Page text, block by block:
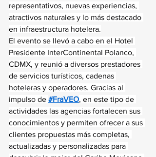
representativos, nuevas experiencias,
atractivos naturales y lo más destacado
en infraestructura hotelera.
El evento se llevó a cabo en el Hotel
Presidente InterContinental Polanco,
CDMX, y reunió a diversos prestadores
de servicios turísticos, cadenas
hoteleras y operadores. Gracias al
impulso de #FraVEO, en este tipo de
actividades las agencias fortalecen sus
conocimientos y permiten ofrecer a sus
clientes propuestas más completas,
actualizadas y personalizadas para